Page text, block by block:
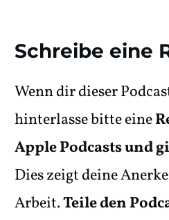
Schreibe eine
Wenn dir dieser
hinterlasse bitte eine
Apple Podcasts und
Dies zeigt deine
Arbeit.Teile den